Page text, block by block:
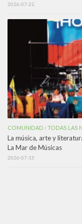
2026-07-22
COMUNIDAD /TODAS LAS
La música, arte y
La Mar de Músicas
2026-07-15